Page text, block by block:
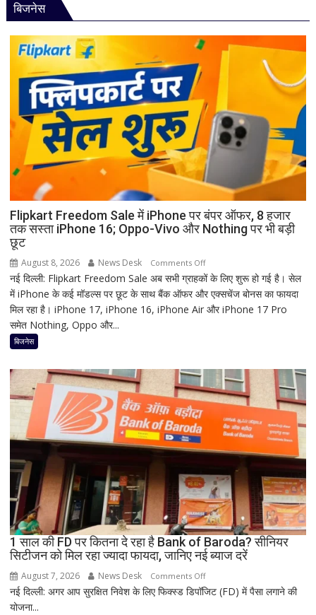
शिव
की
बाबा
बैद्यनाथ
होता
है
मां
काली
का
श्रृंगार?
हृदयपीठ
का
रहस्य
बिजनेस
Flipkart Freedom Sale में iPhone पर बंपर ऑफर, 8 हजार
तक सस्ता iPhone 16; Oppo-Vivo और Nothing पर भी बड़ी
छूट
August 8, 2026 News Desk Comments Offon
Flipkart
Freedom
Sale
बंपर
ऑफर,
8
हजार
सस्ता
16;
Oppo-
Vivo
और
Nothing
पर
भी
बड़ी
नई दिल्ली: Flipkart Freedom Sale अब सभी ग्राहकों के लिए शुरू हो गई है। सेल
में iPhone के कई मॉडल्स पर छूट के साथ बैंक ऑफर और एक्सचेंज बोनस का फायदा
मिल रहा है। iPhone 17, iPhone 16, iPhone Air और iPhone 17 Pro
समेत Nothing, Oppo और...
बिजनेस
1 साल की FD पर कितना दे रहा है Bank of Baroda? सीनियर
सिटीजन को मिल रहा ज्यादा फायदा, जानिए नई ब्याज दरें
August 7, 2026 News Desk Comments Offon
1
नई दिल्ली: अगर आप सुरक्षित निवेश के लिए फिक्स्ड डिपॉजिट (FD) में पैसा लगाने की
योजना...